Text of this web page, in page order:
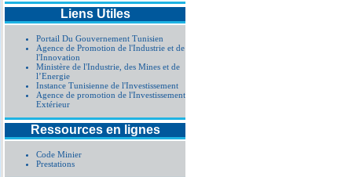
Liens Utiles
Portail Du Gouvernement Tunisien
Agence de Promotion de l'Industrie et de
l'Innovation
Ministère de l'Industrie, des Mines et de
l’Energie
Instance Tunisienne de l'Investissement
Agence de promotion de l'Investissement
Extérieur
Ressources en lignes
Code Minier
Prestations